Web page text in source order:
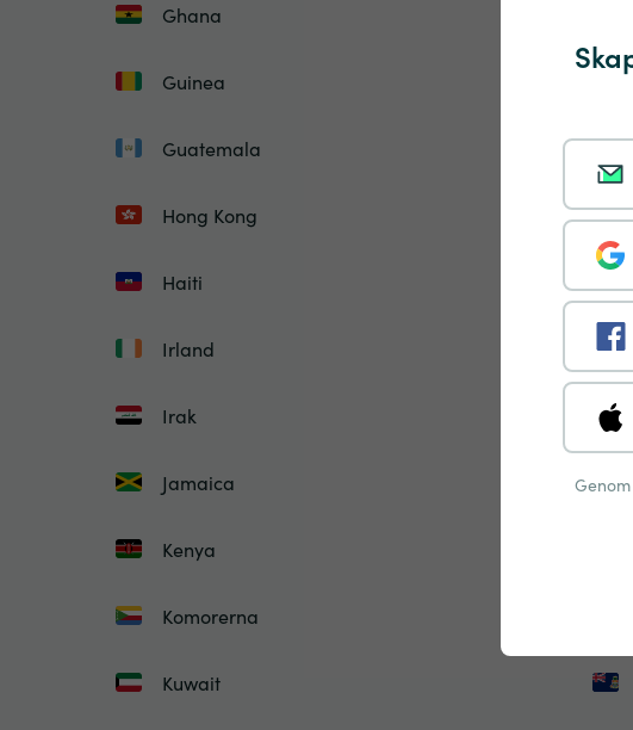
Ghana
Guinea
Guatemala
Hong Kong
Haiti
Irland
Irak
Jamaica
Kenya
Komorerna
Kuwait